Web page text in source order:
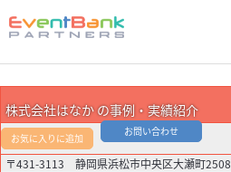
株式会社はなか の事例・実績紹介
お気に入りに追加
〒431-3113 静岡県浜松市中央区大瀬町2508
お問い合わせ